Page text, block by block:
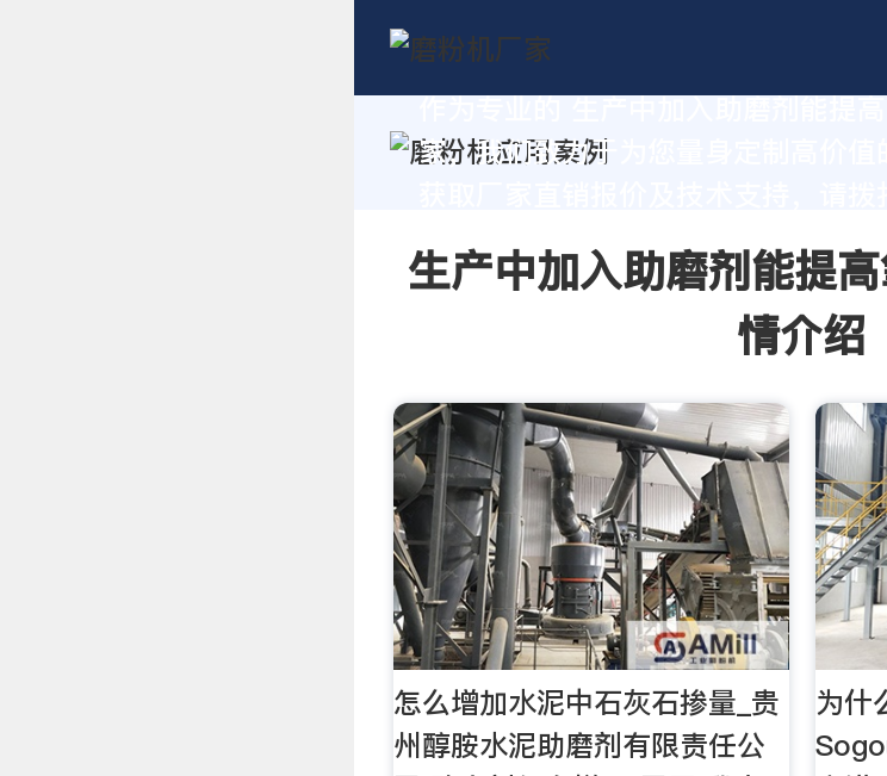
家，我们致力于为您量身定制高价值
生产中加入助磨剂能提
情介绍
怎么增加水泥中石灰石掺量_贵
州醇胺水泥助磨剂有限责任公
为什